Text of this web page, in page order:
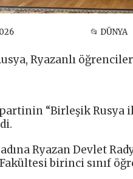
📂 DÜNYA
Ryazanlı
“Birleşik Rusya
adına Ryazan Devlet
birinci sınıf